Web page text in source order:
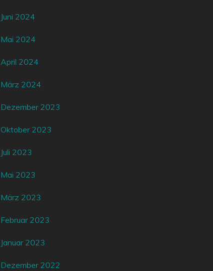
Juni 2024
Mai 2024
April 2024
März 2024
Dezember 2023
Oktober 2023
Juli 2023
Mai 2023
März 2023
Februar 2023
Januar 2023
Dezember 2022